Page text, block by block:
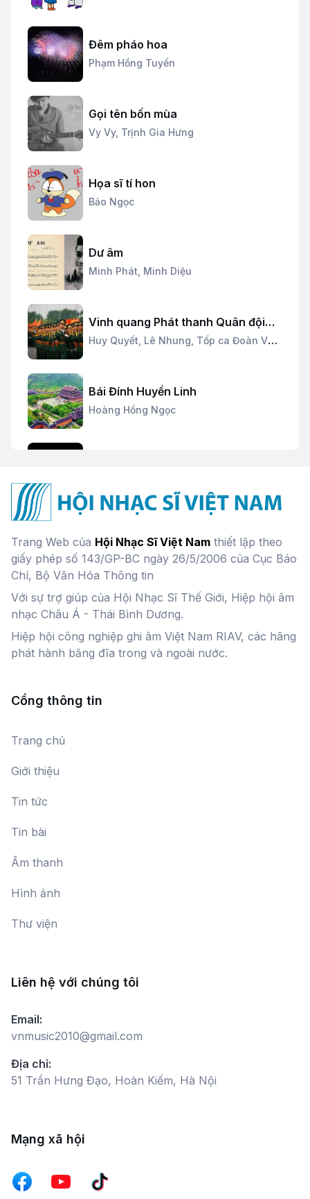
Đêm pháo hoa
Phạm Hồng Tuyến
Gọi tên bốn mùa
Vy Vy, Trịnh Gia Hưng
Họa sĩ tí hon
Bảo Ngọc
Dư âm
Minh Phát, Minh Diệu
Vinh quang Phát thanh Quân đội
nhân dân
Huy Quyết, Lê Nhung, Tốp ca Đoàn Văn
Bái Đính Huyền Linh
Hoàng Hồng Ngọc
Hoàng Hồng Ngọc
Mưa Xuân
Vũ Thắng Lợi
Hoàng Viết Danh
Miền Xa Thẳm
Bích Ngọc,
Trang Web của Hội Nhạc Sĩ Việt Nam thiết lập theo
giấy phép số 143/GP-BC ngày 26/5/2006 của Cục Báo
Chí, Bộ Văn Hóa Thông tin
Với sự trợ giúp của Hội Nhạc Sĩ Thế Giới, Hiệp hội âm
nhạc Châu Á - Thái Bình Dương.
Hiệp hội công nghiệp ghi âm Việt Nam RIAV, các hãng
phát hành băng đĩa trong và ngoài nước.
Cổng thông tin
Trang chủ
Giới thiệu
Tin tức
Tin bài
Âm thanh
Hình ảnh
Thư viện
Liên hệ với chúng tôi
Email:
vnmusic2010@gmail.com
Địa chỉ:
51 Trần Hưng Đạo, Hoàn Kiếm, Hà Nội
Mạng xã hội